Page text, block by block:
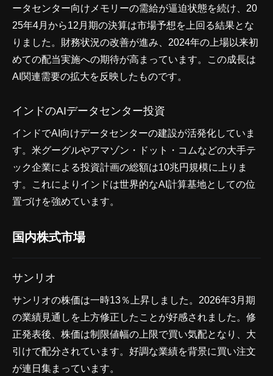
ータセンター向けメモリーの需給が逼迫状態を続け、20
25年4月から12月期の決算は市場予想を上回る結果とな
りました。財務状況の改善が進み、2024年の上場以来初
めての配当実施への期待が高まっています。この成長は
AI関連需要の拡大を反映したものです。
インドのAIデータセンター投資
インドでAI向けデータセンターの建設が活発化していま
す。米グーグルやアマゾン・ドット・コムなどの大手テ
ック企業による投資計画の総額は10兆円規模に上りま
す。これによりインドは世界的なAI計算基地としての位
置づけを強めています。
国内株式市場
サンリオ
サンリオの株価は一時13％上昇しました。2026年3月期
の業績見通しを上方修正したことが好感されました。修
正発表後、株価は制限値幅の上限で買い気配となり、大
引けで配分されています。好調な業績を背景に買い注文
が連日集まっています。